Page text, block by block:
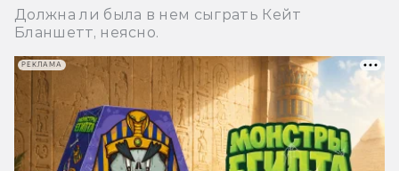
Должна ли была в нем сыграть Кейт
Бланшетт, неясно.
РЕКЛАМА